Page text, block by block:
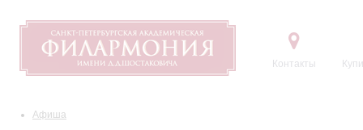
Контакты
Афиша